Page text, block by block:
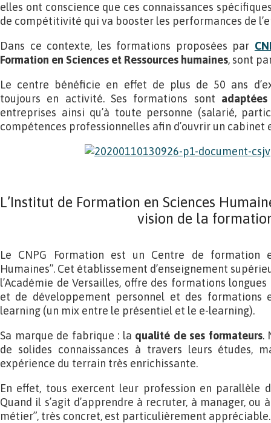
elles ont conscience que ces connaissances
de compétitivité qui va booster les performances de
Dans ce contexte, les formations proposées par
Formation en Sciences et Ressources humaines, sont
Le centre bénéficie en effet de plus de 50 ans
toujours en activité. Ses formations sont
entreprises ainsi qu’à toute personne (salarié,
compétences professionnelles afin d’ouvrir un cabinet
L’Institut de Formation en Sciences
vision de la
Le CNPG Formation est un Centre de formation
Humaines”. Cet établissement d’enseignement
l’Académie de Versailles, offre des formations
et de développement personnel et des formations
learning (un mix entre le présentiel et le e-learning).
Sa marque de fabrique : la qualité de ses formateurs.
de solides connaissances à travers leurs études,
expérience du terrain très enrichissante.
En effet, tous exercent leur profession en parallèle
Quand il s’agit d’apprendre à recruter, à manager, ou
métier”, très concret, est particulièrement appréciable.